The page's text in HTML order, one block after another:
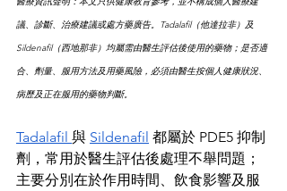
議、診斷、治療建議或處方藥廣告。Tadalafil（他達拉非）及
Sildenafil（西地那非）均屬需由醫生評估後使用的藥物；是否適
合、劑量、服用方法及用藥風險，必須由醫生按個人健康狀況、
病歷及正在服用的藥物判斷。
Tadalafil 與 Sildenafil 都屬於 PDE5 抑制
劑，常用於醫生評估後處理不舉問題；
主要分別在於作用時間、飲食影響及服